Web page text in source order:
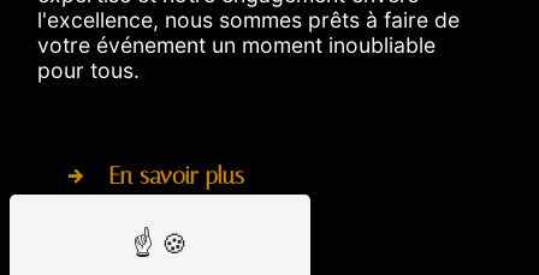
l'excellence, nous sommes prêts à faire de
votre événement un moment inoubliable
pour tous.
En savoir plus
Contactez-nous